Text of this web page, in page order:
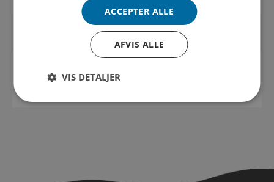
ACCEPTER ALLE
AFVIS ALLE
VIS DETALJER